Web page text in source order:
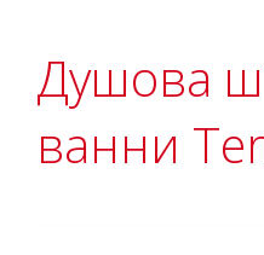
Душова
ванни